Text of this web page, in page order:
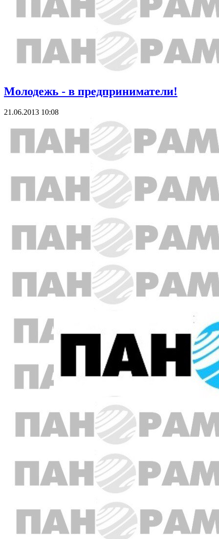
Молодежь - в предприниматели!
21.06.2013 10:08